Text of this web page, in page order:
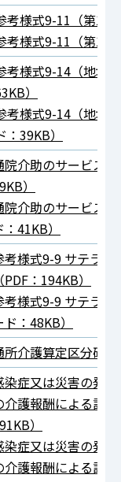
考様式9-11（第1号
考様式9-11（第1号
考様式9-14（地域
）
考様式9-14（地域
：39KB）
院介助のサービス
）
院介助のサービス
：41KB）
考様式9-9 サテライ
（PDF：194KB）
考様式9-9 サテライ
ド：48KB）
所介護算定区分確
染症又は災害の発
介護報酬による評
）
染症又は災害の発
介護報酬による評